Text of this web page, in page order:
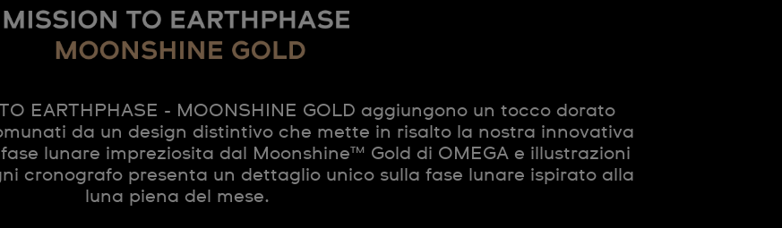
EARTHPHASE - MOONSHINE GOLD aggiungono un tocco dorato
da un design distintivo che mette in risalto la nostra innovativa
lunare impreziosita dal Moonshine™ Gold di OMEGA e illustrazioni
cronografo presenta un dettaglio unico sulla fase lunare ispirato alla
luna piena del mese.